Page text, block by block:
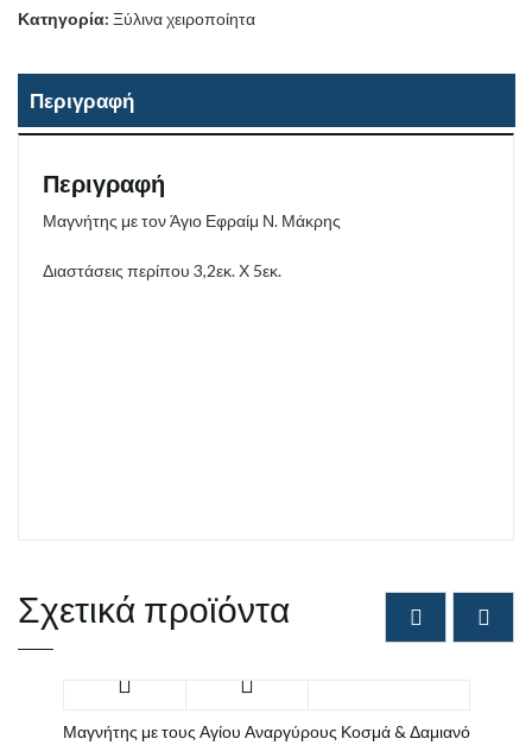
Κατηγορία: Ξύλινα χειροποίητα
Περιγραφή
Περιγραφή
Μαγνήτης με τον Άγιο Εφραίμ Ν. Μάκρης
Διαστάσεις περίπου 3,2εκ. Χ 5εκ.
Σχετικά προϊόντα
Μαγνήτης με τους Αγίου Αναργύρους Κοσμά & Δαμιανό